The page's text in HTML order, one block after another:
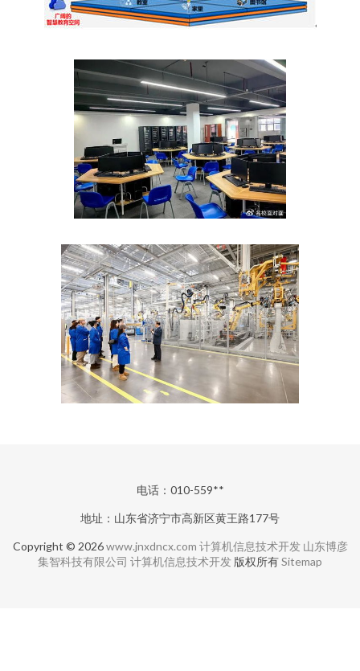
电话：010-559**
地址：山东省济宁市高新区黄王路177号
Copyright © 2026www.jnxdncx.com 计算机信息技术开发 山东博彦
集智科技有限公司 计算机信息技术开发 版权所有Sitemap